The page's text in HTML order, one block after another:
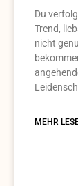
Du
Trend,
nicht
MEHR